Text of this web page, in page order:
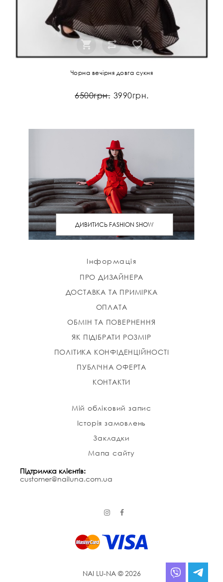
Чорна вечірня довга сукня
6500грн. 3990грн.
ДИВИТИСЬ FASHION SHOW
Інформація
ПРО ДИЗАЙНЕРА
ДОСТАВКА ТА ПРИМІРКА
ОПЛАТА
ОБМІН ТА ПОВЕРНЕННЯ
ЯК ПІДІБРАТИ РОЗМІР
ПОЛІТИКА КОНФІДЕНЦІЙНОСТІ
ПУБЛІЧНА ОФЕРТА
КОНТАКТИ
Мій обліковий запис
Історія замовлень
Закладки
Мапа сайту
Підтримка клієнтів:
customer@nailuna.com.ua
NAI LU-NA © 2026